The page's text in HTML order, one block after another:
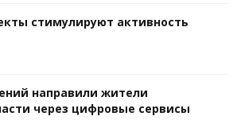
стимулируют активность
направили жители
через цифровые сервисы